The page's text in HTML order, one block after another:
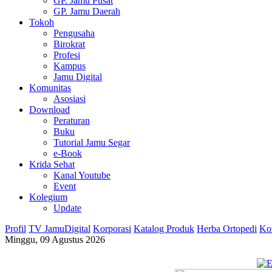
GP. Jamu Daerah
Tokoh
Pengusaha
Birokrat
Profesi
Kampus
Jamu Digital
Komunitas
Asosiasi
Download
Peraturan
Buku
Tutorial Jamu Segar
e-Book
Krida Sehat
Kanal Youtube
Event
Kolegium
Update
Profil TV JamuDigital Korporasi Katalog Produk Herba Ortopedi
Minggu, 09 Agustus 2026